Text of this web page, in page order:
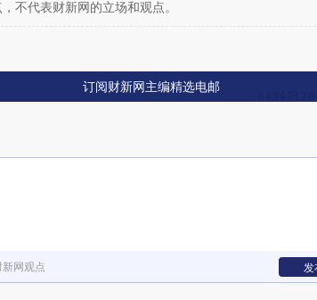
不代表财新网的立场和观点。
订阅财新网主编精选电邮
网观点 发